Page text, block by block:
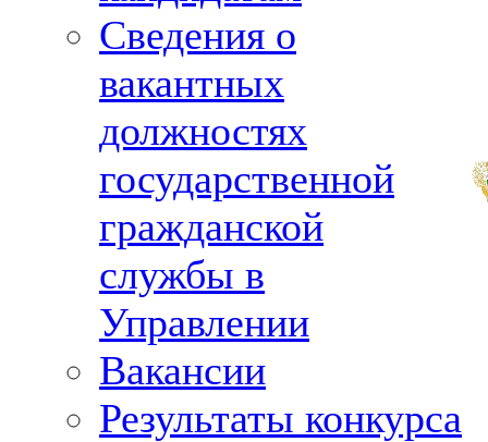
Сведения о
вакантных
должностях
государственной
гражданской
службы в
Управлении
Вакансии
Результаты конкурса